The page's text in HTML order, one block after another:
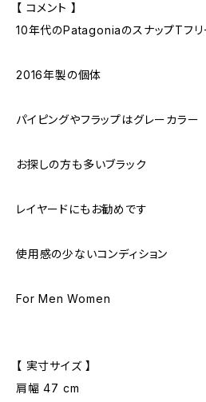
【 コメント 】
10年代のPatagoniaのスナップTフリ
2016年製の個体
パイピングやフラップはグレーカラー
お探しの方も多いブラック
レイヤードにもお勧めです
使用感の少ないコンディション
For Men Women
【 実寸サイズ 】
肩幅 47 cm